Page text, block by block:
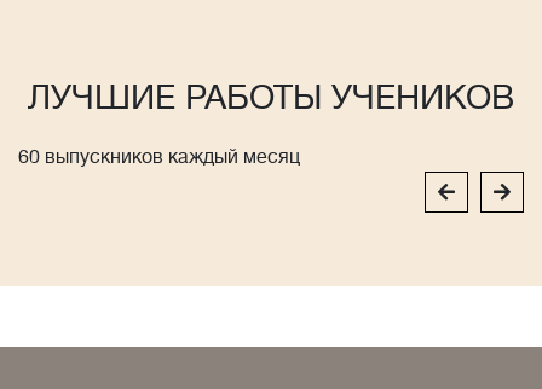
ЛУЧШИЕ РАБОТЫ УЧЕНИКОВ
60 выпускников каждый месяц